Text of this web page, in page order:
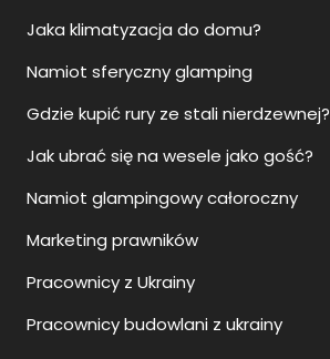
Jaka klimatyzacja do domu?
Namiot sferyczny glamping
Gdzie kupić rury ze stali nierdzewnej?
Jak ubrać się na wesele jako gość?
Namiot glampingowy całoroczny
Marketing prawników
Pracownicy z Ukrainy
Pracownicy budowlani z ukrainy